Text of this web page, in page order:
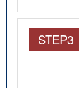
STEP3